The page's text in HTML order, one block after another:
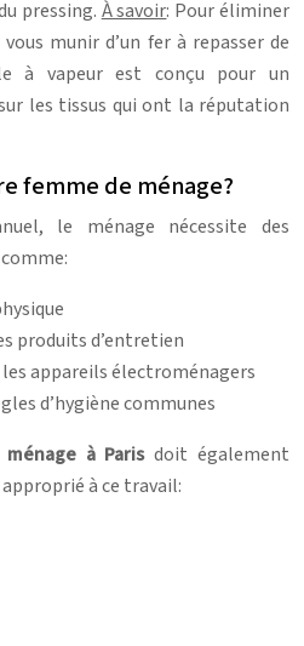
pressing. À savoir: Pour éliminer
munir d’un fer à repasser de
à vapeur est conçu pour un
les tissus qui ont la réputation
femme de ménage?
le ménage nécessite des
produits d’entretien
appareils électroménagers
d’hygiène communes
ménage à Parisdoit également
à ce travail: